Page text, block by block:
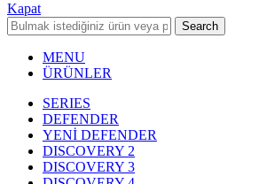
Kapat
Search
MENU
ÜRÜNLER
SERIES
DEFENDER
YENİ DEFENDER
DISCOVERY 2
DISCOVERY 3